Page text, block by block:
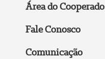
Área do Cooperado
Fale Conosco
Comunicação